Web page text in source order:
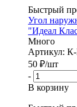
Быстрый
Угол
"Идеал
Много
Артикул:
50 ₽/шт
-
В корзину